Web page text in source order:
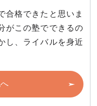
合格できたと思いま
がこの塾でできるの
し、ライバルを身近